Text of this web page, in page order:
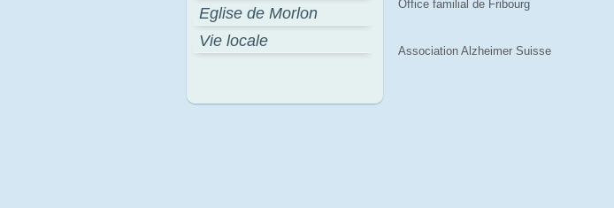
Eglise de Morlon
Vie locale
Office familial de Fribourg
Association Alzheimer Suisse